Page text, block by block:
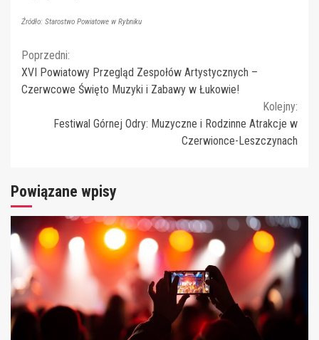
Źródło: Starostwo Powiatowe w Rybniku
Continue
Reading
Poprzedni:
XVI Powiatowy Przegląd Zespołów Artystycznych –
Czerwcowe Święto Muzyki i Zabawy w Łukowie!
Kolejny:
Festiwal Górnej Odry: Muzyczne i Rodzinne Atrakcje w
Czerwionce-Leszczynach
Powiązane wpisy